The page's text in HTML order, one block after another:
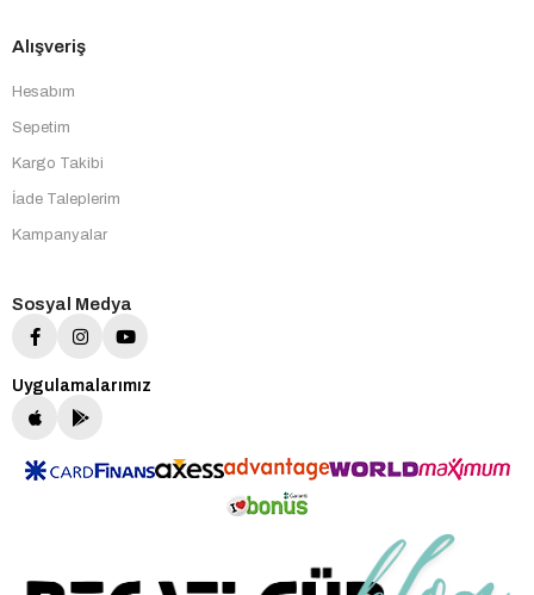
Alışveriş
Hesabım
Sepetim
Kargo Takibi
İade Taleplerim
Kampanyalar
Sosyal Medya
Uygulamalarımız